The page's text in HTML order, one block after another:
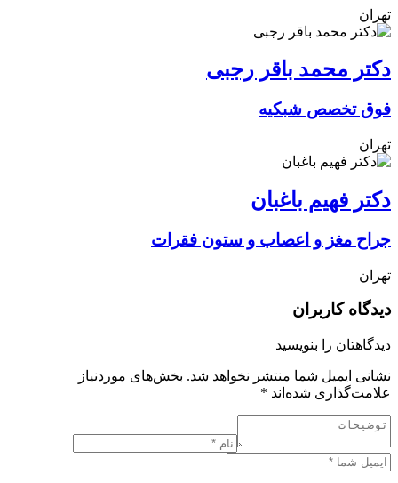
تهران
دکتر محمد باقر رجبی
فوق تخصص شبکیه
تهران
دکتر فهیم باغبان
جراح مغز و اعصاب و ستون فقرات
تهران
دیدگاه کاربران
دیدگاهتان را بنویسید
نشانی ایمیل شما منتشر نخواهد شد. بخش‌های موردنیاز
علامت‌گذاری شده‌اند *